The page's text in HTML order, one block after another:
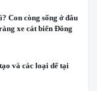
Con còng sống ở đâu
xe cát biển Đông
và các loại dế tại